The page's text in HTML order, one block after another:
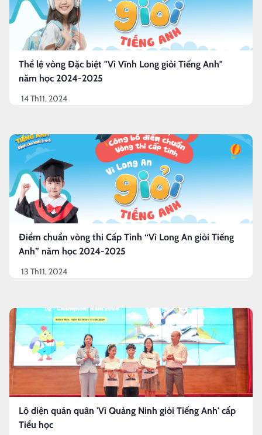
Thể lệ vòng Đặc biệt "Vì Vĩnh Long giỏi Tiếng Anh"
năm học 2024-2025
14 Th11, 2024
Điểm chuẩn vòng thi Cấp Tỉnh “Vì Long An giỏi Tiếng
Anh” năm học 2024-2025
13 Th11, 2024
Lộ diện quán quân 'Vì Quảng Ninh giỏi Tiếng Anh' cấp
Tiểu học